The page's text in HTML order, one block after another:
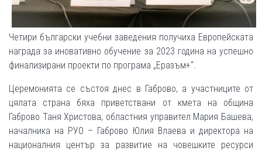
Четири български учебни заведения получиха Европейската
награда за иновативно обучение за 2023 година на успешно
финализирани проекти по програма „Еразъм+“.
Церемонията се състоя днес в Габрово, а участниците от
цялата страна бяха приветствани от кмета на община
Габрово Таня Христова, областния управител Мария Башева,
началника на РУО – Габрово Юлия Влаева и директора на
националния център за развитие на човешките ресурси